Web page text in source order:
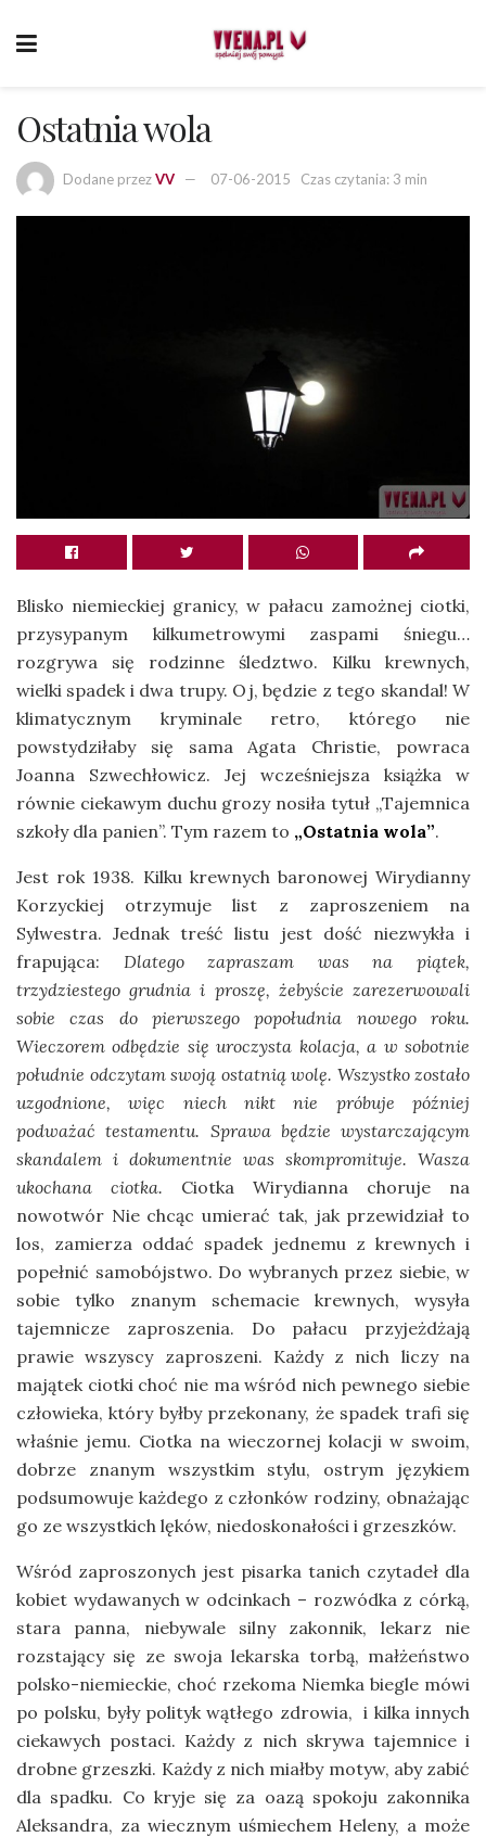
Ostatnia wola
Dodane przezVV 07-06-2015 Czas czytania: 3 min
Blisko niemieckiej granicy, w pałacu zamożnej ciotki,
przysypanym kilkumetrowymi zaspami śniegu…
rozgrywa się rodzinne śledztwo. Kilku krewnych,
wielki spadek i dwa trupy. Oj, będzie z tego skandal! W
klimatycznym kryminale retro, którego nie
powstydziłaby się sama Agata Christie, powraca
Joanna Szwechłowicz. Jej wcześniejsza książka w
równie ciekawym duchu grozy nosiła tytuł „Tajemnica
szkoły dla panien”. Tym razem to „Ostatnia wola”.
Jest rok 1938. Kilku krewnych baronowej Wirydianny
Korzyckiej otrzymuje list z zaproszeniem na
Sylwestra. Jednak treść listu jest dość niezwykła i
frapująca: Dlatego zapraszam was na piątek,
trzydziestego grudnia i proszę, żebyście zarezerwowali
sobie czas do pierwszego popołudnia nowego roku.
Wieczorem odbędzie się uroczysta kolacja, a w sobotnie
południe odczytam swoją ostatnią wolę. Wszystko zostało
uzgodnione, więc niech nikt nie próbuje później
podważać testamentu. Sprawa będzie wystarczającym
skandalem i dokumentnie was skompromituje. Wasza
ukochana ciotka. Ciotka Wirydianna choruje na
nowotwór Nie chcąc umierać tak, jak przewidział to
los, zamierza oddać spadek jednemu z krewnych i
popełnić samobójstwo. Do wybranych przez siebie, w
sobie tylko znanym schemacie krewnych, wysyła
tajemnicze zaproszenia. Do pałacu przyjeżdżają
prawie wszyscy zaproszeni. Każdy z nich liczy na
majątek ciotki choć nie ma wśród nich pewnego siebie
człowieka, który byłby przekonany, że spadek trafi się
właśnie jemu. Ciotka na wieczornej kolacji w swoim,
dobrze znanym wszystkim stylu, ostrym językiem
podsumowuje każdego z członków rodziny, obnażając
go ze wszystkich lęków, niedoskonałości i grzeszków.
Wśród zaproszonych jest pisarka tanich czytadeł dla
kobiet wydawanych w odcinkach – rozwódka z córką,
stara panna, niebywale silny zakonnik, lekarz nie
rozstający się ze swoja lekarska torbą, małżeństwo
polsko-niemieckie, choć rzekoma Niemka biegle mówi
po polsku, były polityk wątłego zdrowia, i kilka innych
ciekawych postaci. Każdy z nich skrywa tajemnice i
drobne grzeszki. Każdy z nich miałby motyw, aby zabić
dla spadku. Co kryje się za oazą spokoju zakonnika
Aleksandra, za wiecznym uśmiechem Heleny, a może